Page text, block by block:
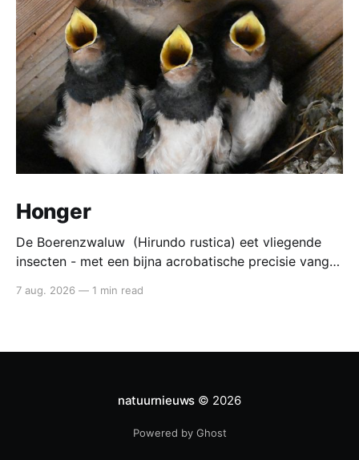
Honger
De Boerenzwaluw (Hirundo rustica) eet vliegende
insecten - met een bijna acrobatische precisie vangt
De boerenzwaluw jaagt altijd in de lucht. Zijn hele
7 aug. 2026 — 1 min read
natuurnieuws © 2026
Powered by Ghost